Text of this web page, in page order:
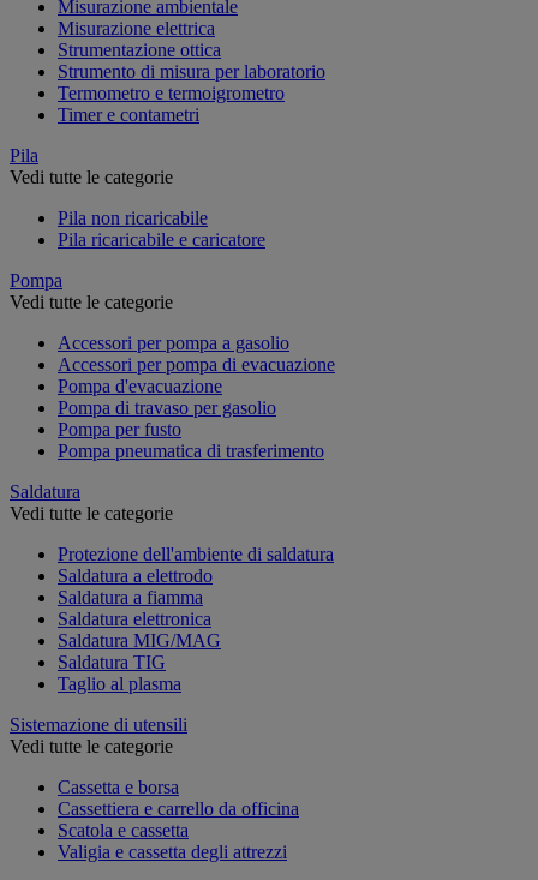
Misurazione ambientale
Misurazione elettrica
Strumentazione ottica
Strumento di misura per laboratorio
Termometro e termoigrometro
Timer e contametri
Pila
Vedi tutte le categorie
Pila non ricaricabile
Pila ricaricabile e caricatore
Pompa
Vedi tutte le categorie
Accessori per pompa a gasolio
Accessori per pompa di evacuazione
Pompa d'evacuazione
Pompa di travaso per gasolio
Pompa per fusto
Pompa pneumatica di trasferimento
Saldatura
Vedi tutte le categorie
Protezione dell'ambiente di saldatura
Saldatura a elettrodo
Saldatura a fiamma
Saldatura elettronica
Saldatura MIG/MAG
Saldatura TIG
Taglio al plasma
Sistemazione di utensili
Vedi tutte le categorie
Cassetta e borsa
Cassettiera e carrello da officina
Scatola e cassetta
Valigia e cassetta degli attrezzi